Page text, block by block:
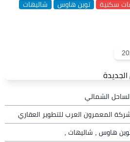
سكنية توين هاوس شاليهات
الشمالي
المعمرون العرب للتطوير العقاري
هاوس شاليهات